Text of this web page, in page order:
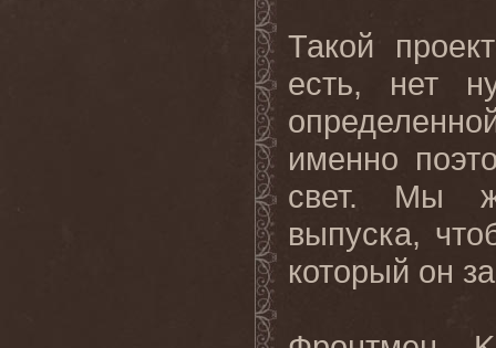
Такой
есть, нет
именно
свет. Мы
выпуска,
который он